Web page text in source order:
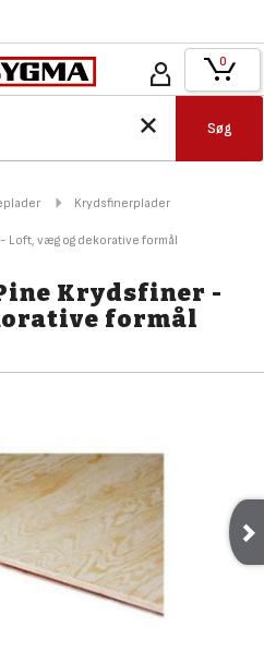
Søg
0
Krydsfinerplader
Loft, væg og dekorative formål
Krydsfiner -
formål